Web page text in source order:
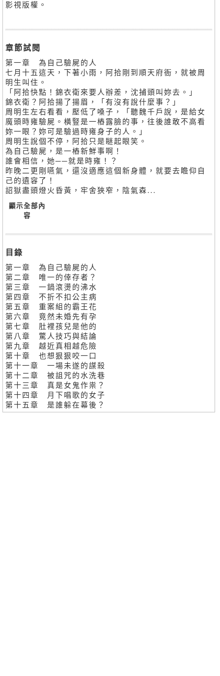
影視版權。
章節試閱
第一章 為自己驗屍的人
七月十五這天，下著小雨，阿拾剛到順天府衙，就被周
明生叫住。
「阿拾快點！錦衣衛來要人辦差，沈捕頭叫妳去。」
錦衣衛？阿拾揚了揚眉，「有沒有說什麼事？」
周明生左右看看，壓低了嗓子，「聽魏千戶說，是給女
魔頭時雍驗屍。橫豎是一樁露臉的事，往後誰敢不高看
妳一眼？妳可是驗過時雍身子的人。」
周明生說個不停，阿拾只是瞇起眼笑。
為自己驗屍，是一樁新鮮事啊！
誰會相信，她──就是時雍！？
昨晚二更剛嚥氣，還沒適應這個新身體，就要去瞻仰自
己的遺容了！
詔獄盡頭燈火昏黃，牢舍狹窄，陰氣森...
顯示全部內
容
目錄
第一章 為自己驗屍的人
第二章 唯一的倖存者？
第三章 一鍋滾燙的沸水
第四章 不折不扣公主病
第五章 重案組的霸王花
第六章 竟然未婚先有孕
第七章 肚裡孩兒是他的
第八章 驚人技巧與結論
第九章 越近真相越危險
第十章 也想狠狠咬一口
第十一章 一場未遂的謀殺
第十二章 被詛咒的水洗巷
第十三章 真是女鬼作祟？
第十四章 月下唱歌的女子
第十五章 是誰躲在幕後？